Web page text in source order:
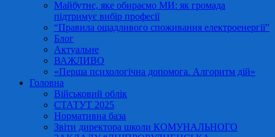
Майбутнє, яке обираємо МИ: як громада
підтримує вибір професії
“Правила ощадливого споживання електроенергії”
Блог
Актуальне
ВАЖЛИВО
«Перша психологічна допомога. Алгоритм дій»
Головна
Військовий облік
СТАТУТ 2025
Нормативна база
Звіти директора школи КОМУНАЛЬНОГО